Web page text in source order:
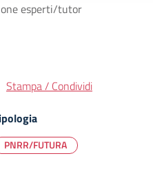
esperti/tutor
Stampa / Condividi
PNRR/FUTURA